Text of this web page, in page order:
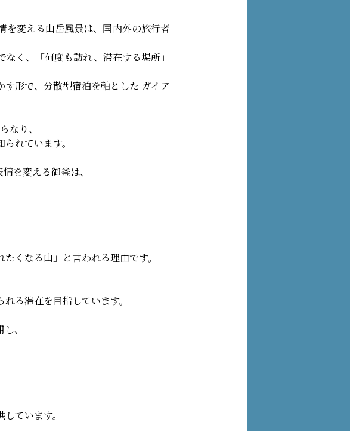
を変える山岳風景は、国内外の旅行者
く、「何度も訪れ、滞在する場所」
形で、分散型宿泊を軸とした ガイア
なり、
れています。
を変える御釜は、
くなる山」と言われる理由です。
る滞在を目指しています。
、
ています。